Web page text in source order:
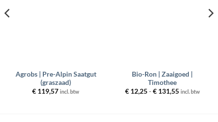
Agrobs | Pre-Alpin Saatgut
(graszaad)
€ 119,57 incl. btw
Bio-Ron | Zaaigoed |
Timothee
€12,25 - €131,55Prijsklasse:
incl. btw